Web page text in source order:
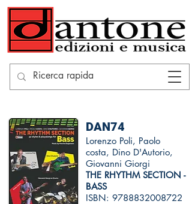
DAN74
Lorenzo Poli, Paolo
costa, Dino D'Autorio,
Giovanni Giorgi
THE RHYTHM SECTION -
BASS
ISBN: 9788832008722